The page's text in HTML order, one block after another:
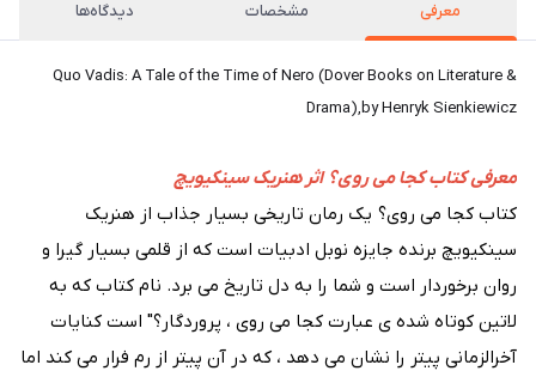
معرفی مشخصات دیدگاه‌ها
Quo Vadis: A Tale of the Time of Nero (Dover Books on Literature &
Drama),by Henryk Sienkiewicz
معرفی کتاب کجا می روی؟ اثر هنریک سینکیویچ
کتاب کجا می روی؟ یک رمان تاریخی بسیار جذاب از هنریک
سینکیویچ برنده جایزه نوبل ادبیات است که از قلمی بسیار گیرا و
روان برخوردار است و شما را به دل تاریخ می برد. نام کتاب که به
لاتین کوتاه شده ی عبارت کجا می روی ، پروردگار؟" است کنایات
آخرالزمانی پیتر را نشان می دهد ، که در آن پیتر از رم فرار می کند اما